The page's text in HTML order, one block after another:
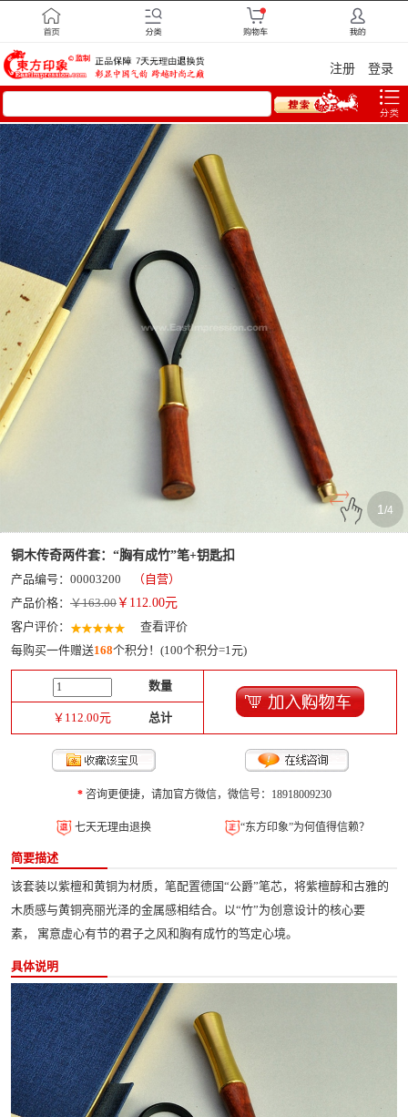
注册 登录
1 /4
铜木传奇两件套：“胸有成竹”笔+钥匙扣
产品编号：00003200
（自营）
产品价格： ￥163.00 ￥ 112.00元
客户评价：
查看评价
每购买一件赠送168个积分！(100个积分=1元)
数量
￥ 112.00元 总计
*咨询更便捷，请加官方微信，微信号：18918009230
七天无理由退换 “东方印象”为何值得信赖？
简要描述
该套装以紫檀和黄铜为材质，笔配置德国“公爵”笔芯，将紫檀醇和古雅的
木质感与黄铜亮丽光泽的金属感相结合。以“竹”为创意设计的核心要
素， 寓意虚心有节的君子之风和胸有成竹的笃定心境。
具体说明